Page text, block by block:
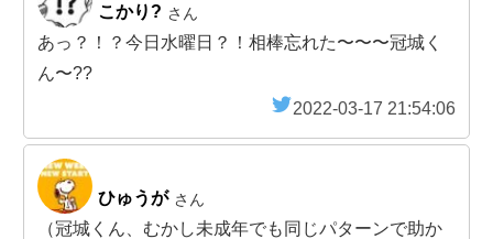
こかり? さん
あっ？！？今日水曜日？！相棒忘れた〜〜〜冠城く
ん〜??
2022-03-17 21:54:06
ひゅうが さん
（冠城くん、むかし未成年でも同じパターンで助か